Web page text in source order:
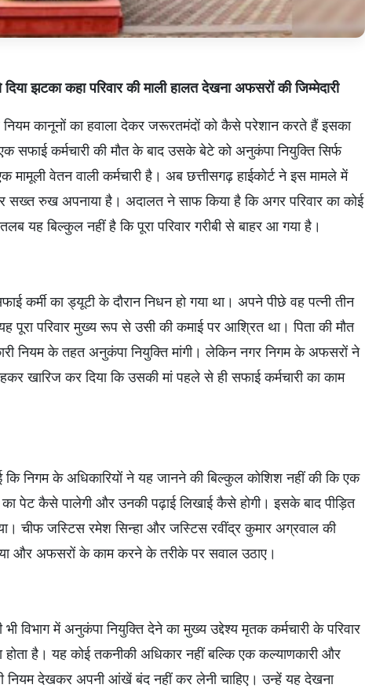
झटका कहा परिवार की माली हालत देखना अफसरों की जिम्मेदारी
कानूनों का हवाला देकर जरूरतमंदों को कैसे परेशान करते हैं इसका
सफाई कर्मचारी की मौत के बाद उसके बेटे को अनुकंपा नियुक्ति सिर्फ
मामूली वेतन वाली कर्मचारी है। अब छत्तीसगढ़ हाईकोर्ट ने इस मामले में
रुख अपनाया है। अदालत ने साफ किया है कि अगर परिवार का कोई
यह बिल्कुल नहीं है कि पूरा परिवार गरीबी से बाहर आ गया है।
कर्मी का ड्यूटी के दौरान निधन हो गया था। अपने पीछे वह पत्नी तीन
पूरा परिवार मुख्य रूप से उसी की कमाई पर आश्रित था। पिता की मौत
नियम के तहत अनुकंपा नियुक्ति मांगी। लेकिन नगर निगम के अफसरों ने
खारिज कर दिया कि उसकी मां पहले से ही सफाई कर्मचारी का काम
निगम के अधिकारियों ने यह जानने की बिल्कुल कोशिश नहीं की कि एक
का पेट कैसे पालेगी और उनकी पढ़ाई लिखाई कैसे होगी। इसके बाद पीड़ित
चीफ जस्टिस रमेश सिन्हा और जस्टिस रवींद्र कुमार अग्रवाल की
और अफसरों के काम करने के तरीके पर सवाल उठाए।
विभाग में अनुकंपा नियुक्ति देने का मुख्य उद्देश्य मृतक कर्मचारी के परिवार
है। यह कोई तकनीकी अधिकार नहीं बल्कि एक कल्याणकारी और
नियम देखकर अपनी आंखें बंद नहीं कर लेनी चाहिए। उन्हें यह देखना